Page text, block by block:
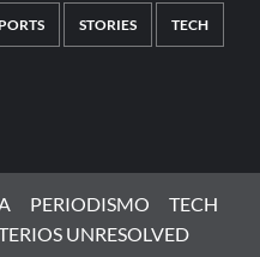
STORIES TECH
PERIODISMO
TECH
UNRESOLVED